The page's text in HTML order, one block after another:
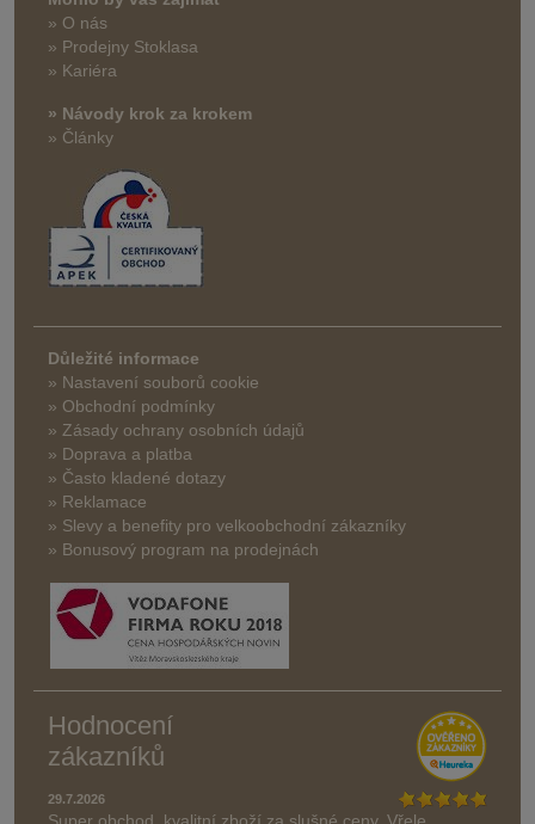
» O nás
» Prodejny Stoklasa
» Kariéra
» Návody krok za krokem
» Články
Důležité informace
» Nastavení souborů cookie
» Obchodní podmínky
» Zásady ochrany osobních údajů
» Doprava a platba
» Často kladené dotazy
» Reklamace
» Slevy a benefity pro velkoobchodní zákazníky
» Bonusový program na prodejnách
Hodnocení
zákazníků
29.7.2026
Super obchod, kvalitní zboží za slušné ceny. Vřele